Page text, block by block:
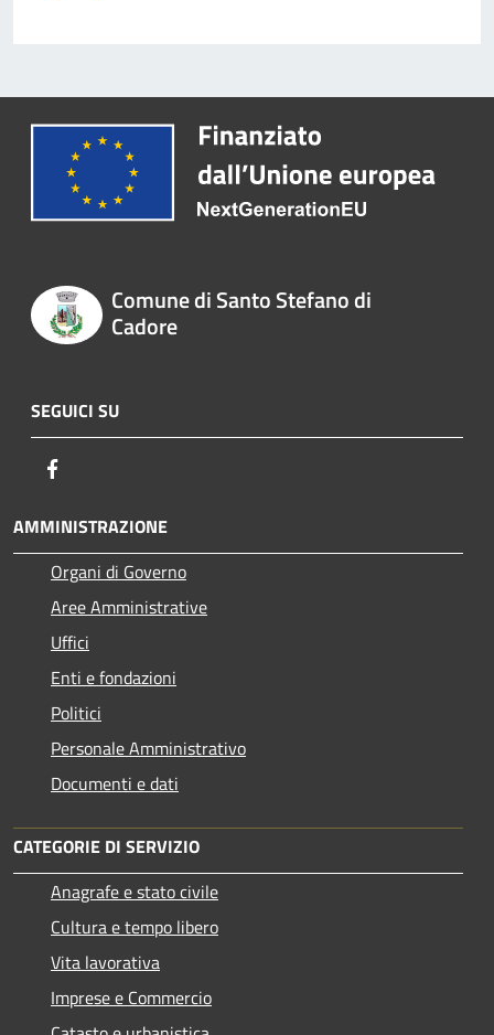
Comune di Santo Stefano di
Cadore
SEGUICI SU
AMMINISTRAZIONE
Organi di Governo
Aree Amministrative
Uffici
Enti e fondazioni
Politici
Personale Amministrativo
Documenti e dati
CATEGORIE DI SERVIZIO
Anagrafe e stato civile
Cultura e tempo libero
Vita lavorativa
Imprese e Commercio